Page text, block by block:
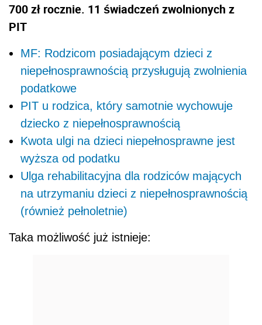
700 zł rocznie. 11 świadczeń zwolnionych z
PIT
MF: Rodzicom posiadającym dzieci z
niepełnosprawnością przysługują zwolnienia
podatkowe
PIT u rodzica, który samotnie wychowuje
dziecko z niepełnosprawnością
Kwota ulgi na dzieci niepełnosprawne jest
wyższa od podatku
Ulga rehabilitacyjna dla rodziców mających
na utrzymaniu dzieci z niepełnosprawnością
(również pełnoletnie)
Taka możliwość już istnieje: